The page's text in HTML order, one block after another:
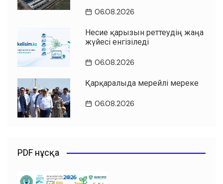
06.08.2026
Несие қарызын реттеудің жаңа
жүйесі енгізіледі
06.08.2026
Қарқаралыда мерейлі мереке
06.08.2026
PDF нұсқа